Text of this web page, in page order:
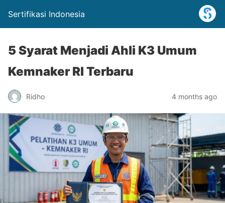
Sertifikasi Indonesia
5 Syarat Menjadi Ahli K3 Umum
Kemnaker RI Terbaru
Ridho 4 months ago